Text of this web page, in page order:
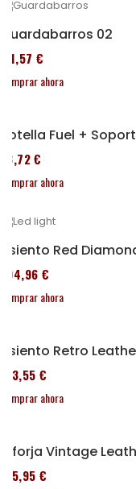
Guardabarros 02
111,57 €
Comprar ahora
Botella Fuel +
53,72 €
Comprar ahora
Asiento Red
204,96 €
Comprar ahora
Asiento Retro
173,55 €
Comprar ahora
Alforja Vintage
185,95 €